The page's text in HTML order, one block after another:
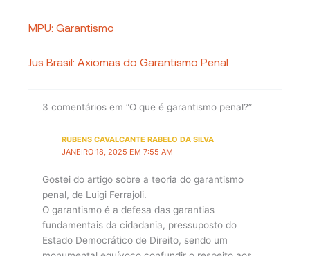
MPU: Garantismo
Jus Brasil: Axiomas do Garantismo Penal
3 comentários em “O que é garantismo penal?”
RUBENS CAVALCANTE RABELO DA SILVA
JANEIRO 18, 2025 EM 7:55 AM
Gostei do artigo sobre a teoria do garantismo
penal, de Luigi Ferrajoli.
O garantismo é a defesa das garantias
fundamentais da cidadania, pressuposto do
Estado Democrático de Direito, sendo um